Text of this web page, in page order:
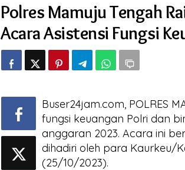
Raih
Penghargaan
dari
Kemenkeu
dalam
Acara
Asistensi
Polri
2023
Polres Mamuju Tengah
Acara Asistensi Fungsi
Buser24jam.com, POLRES
fungsi keuangan Polri dan
anggaran 2023. Acara ini
dihadiri oleh para Kaurkeu/
(25/10/2023).